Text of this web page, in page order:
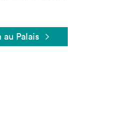
Palais